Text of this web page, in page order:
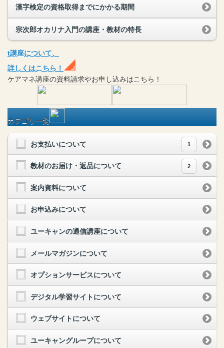
漢字検定の資格取得までにかかる期間
宗次郎オカリナ入門の講座・教材の特長
t講座について、
詳しくはこちら！
ケアマネ講座の資料請求やお申し込みはこちら！
カテゴリ一覧
お支払いについて 1
教材のお届け・返品について 2
案内資料について
お申込みについて
ユーキャンの通信講座について
メールマガジンについて
オプションサービスについて
デジタル学習サイトについて
ウェブサイトについて
ユーキャングループについて